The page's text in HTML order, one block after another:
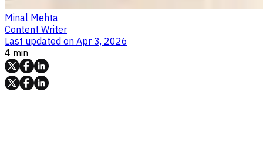
Minal Mehta
Content Writer
Last updated on Apr 3, 2026
4 min